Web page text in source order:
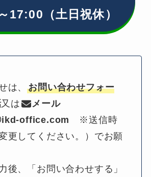
17:00（土日祝休）
は、お問い合わせフォー
又は
メール
office.com
※送信時
更してください。）でお願
後、「お問い合わせする」